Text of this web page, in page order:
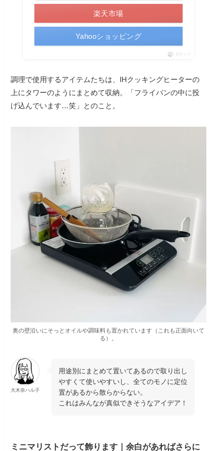
楽天市場
Yahooショッピング
ポチップ
調理で使用するアイテムたちは、IHクッキングヒーターの
上にタワーのようにまとめて収納。「フライパンの中に投
げ込んでいます…笑」とのこと。
奥の壁沿いにそっとオイルや調味料も置かれています（これも正面向いて
る）。
大木奈ハル子
用途別にまとめて置いてあるので取り出し
やすくて使いやすいし、全てのモノに定位
置があるから散らからない。
これはみんなが真似できそうなアイデア！
ミニマリストだって飾ります｜余白があればさらに